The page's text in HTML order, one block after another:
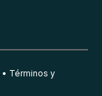
Términos y